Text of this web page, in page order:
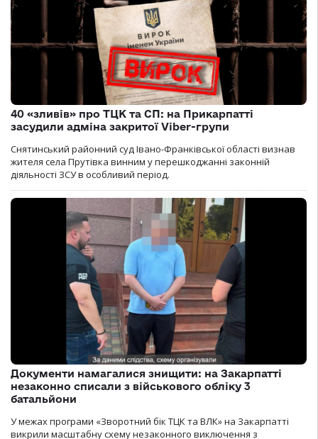
40 «зливів» про ТЦК та СП: на Прикарпатті
засудили адміна закритої Viber-групи
Снятинський районний суд Івано-Франківської області визнав
жителя села Прутівка винним у перешкоджанні законній
діяльності ЗСУ в особливий період.
Документи намагалися знищити: на Закарпатті
незаконно списали з військового обліку 3
батальйони
У межах програми «Зворотний бік ТЦК та ВЛК» на Закарпатті
викрили масштабну схему незаконного виключення з